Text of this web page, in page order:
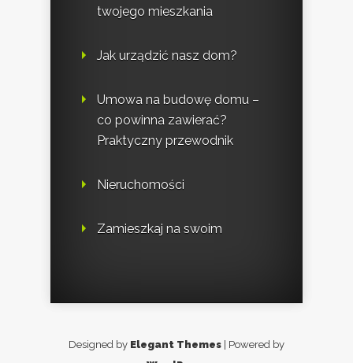
twojego mieszkania
Jak urządzić nasz dom?
Umowa na budowę domu –
co powinna zawierać?
Praktyczny przewodnik
Nieruchomości
Zamieszkaj na swoim
Designed by Elegant Themes | Powered by